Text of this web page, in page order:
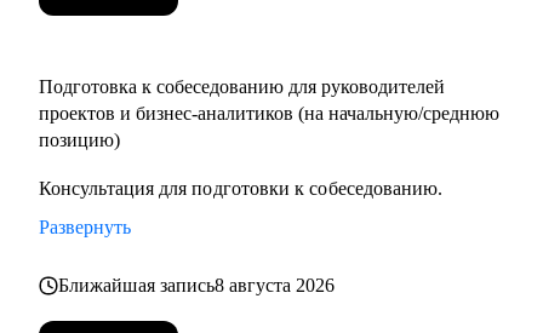
• Новичкам, кто хочет начать работу в ИТ и не знает, с чего
Подготовка к собеседованию для руководителей
проектов и бизнес-аналитиков (на начальную/среднюю
позицию)
Консультация для подготовки к собеседованию.
Развернуть
Ближайшая запись8 августа 2026